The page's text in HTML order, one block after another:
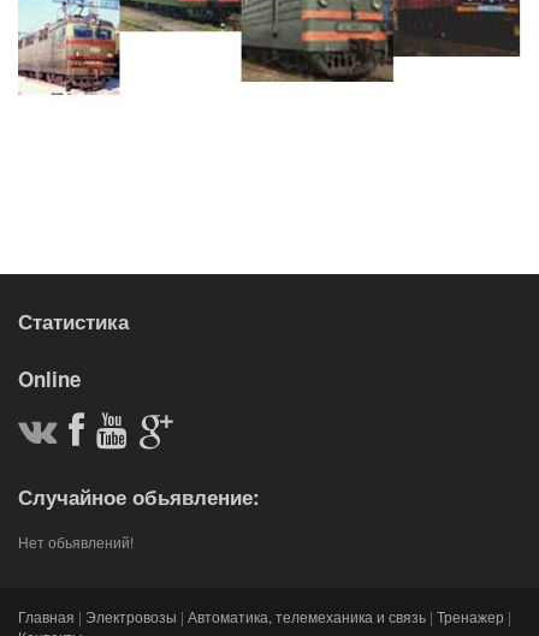
Статистика
Online
Случайное обьявление:
Нет обьявлений!
Главная | Электровозы | Автоматика, телемеханика и связь | Тренажер |